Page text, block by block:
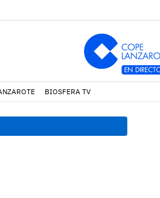
BIOSFERA TV